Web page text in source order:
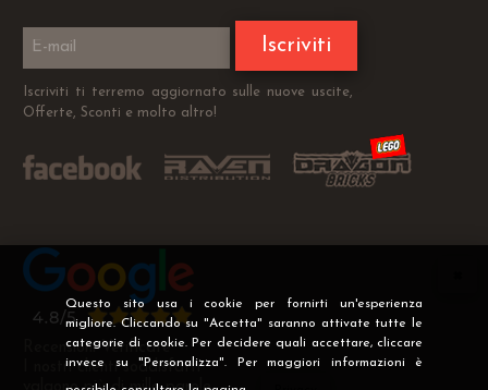
Questo sito usa i cookie per fornirti un'esperienza
migliore. Cliccando su "Accetta" saranno attivate tutte le
categorie di cookie. Per decidere quali accettare, cliccare
invece su "Personalizza". Per maggiori informazioni è
Iscriviti
Iscriviti ti terremo aggiornato sulle nuove uscite,
Offerte, Sconti e molto altro!
Recensioni Verificate
I nostri clienti soddisfatti